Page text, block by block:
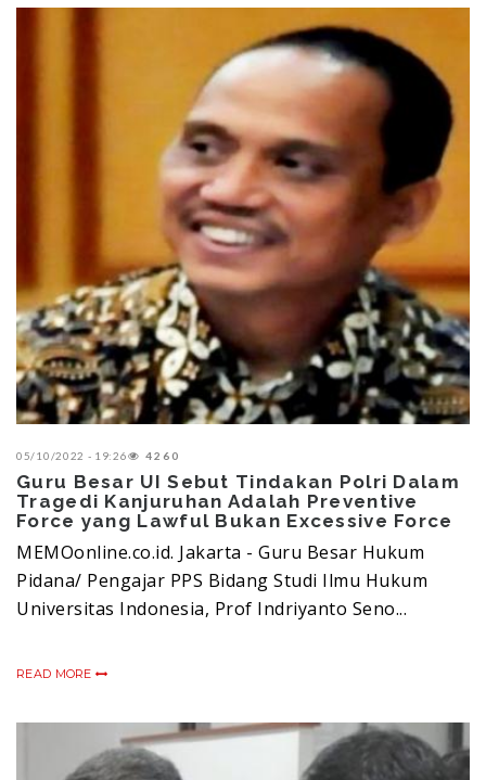
05/10/2022 - 19:26 4260
Guru Besar UI Sebut Tindakan Polri Dalam
Tragedi Kanjuruhan Adalah Preventive
Force yang Lawful Bukan Excessive Force
MEMOonline.co.id. Jakarta - Guru Besar Hukum
Pidana/ Pengajar PPS Bidang Studi Ilmu Hukum
Universitas Indonesia, Prof Indriyanto Seno...
READ MORE